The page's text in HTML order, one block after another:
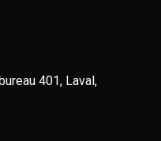
401, Laval,